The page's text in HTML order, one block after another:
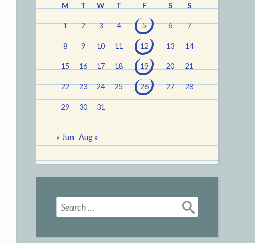
M T W T F S S
1 2 3 4 5 6 7
8 9 10 11 12 13 14
15 16 17 18 19 20 21
22 23 24 25 26 27 28
29 30 31
« Jun Aug »
Search
for: